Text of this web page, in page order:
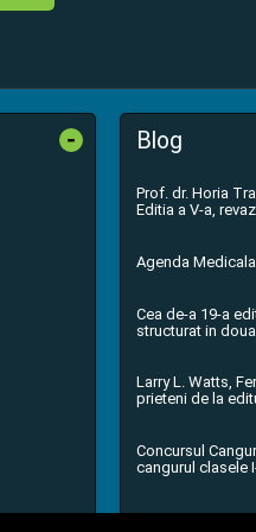
- Blog
Prof. dr. Horia
Editia a V-a,
Agenda
Cea de-a 19-a
structurat in
Larry L. Watts,
prieteni de la
Concursul
cangurul clasele